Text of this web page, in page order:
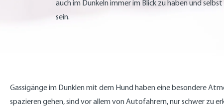
auch im Dunkeln immer im Blick zu haben und
sein.
Gassigänge im Dunklen mit dem Hund haben eine besondere
spazieren gehen, sind vor allem von Autofahrern, nur schwer zu